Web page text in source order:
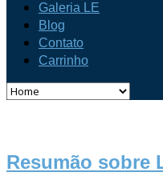
Galeria LE
Blog
Contato
Carrinho
Resumão sobre